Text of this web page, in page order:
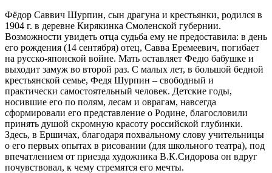
Фёдор Саввич Шурпин, сын драгуна и крестьянки, родился в
1904 г. в деревне Кирякинка Смоленской губернии.
Возможности увидеть отца судьба ему не предоставила: в день
его рождения (14 сентября) отец, Савва Еремеевич, погибает
на русско-японской войне. Мать оставляет Федю бабушке и
выходит замуж во второй раз. С малых лет, в большой бедной
крестьянской семье, Федя Шурпин – свободный и
практически самостоятельный человек. Детские годы,
носившие его по полям, лесам и оврагам, навсегда
сформировали его представление о Родине, благословили
принять душой скромную красоту российской глубинки.
Здесь, в Ершичах, благодаря похвальному слову учительницы
о его первых опытах в рисовании (для школьного театра), под
впечатлением от приезда художника В.К.Сидорова он вдруг
почувствовал, к чему стремятся его мечты.